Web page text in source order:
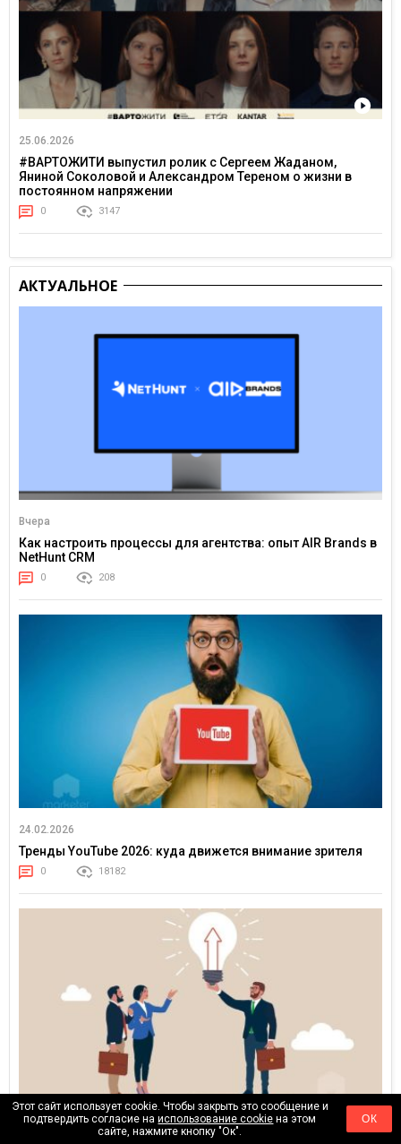
25.06.2026
#ВАРТОЖИТИ выпустил ролик с Сергеем Жаданом,
Яниной Соколовой и Александром Тереном о жизни в
постоянном напряжении
0 3147
АКТУАЛЬНОЕ
Вчера
Как настроить процессы для агентства: опыт AIR Brands в
NetHunt CRM
0 208
24.02.2026
Тренды YouTube 2026: куда движется внимание зрителя
0 18182
17.02.2026
Этот сайт использует cookie. Чтобы закрыть это сообщение и
подтвердить согласие наиспользование cookie на этом
сайте, нажмите кнопку "Ок".
ОК